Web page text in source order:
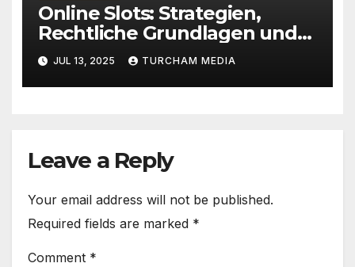
Online Slots: Strategien,
Rechtliche Grundlagen und
Spielinhalte
JUL 13, 2025 TURCHAM MEDIA
Leave a Reply
Your email address will not be published.
Required fields are marked *
Comment *